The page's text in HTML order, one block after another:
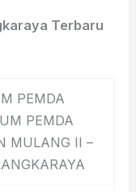
Terbaru
PEMDA
PEMDA
MULANG II –